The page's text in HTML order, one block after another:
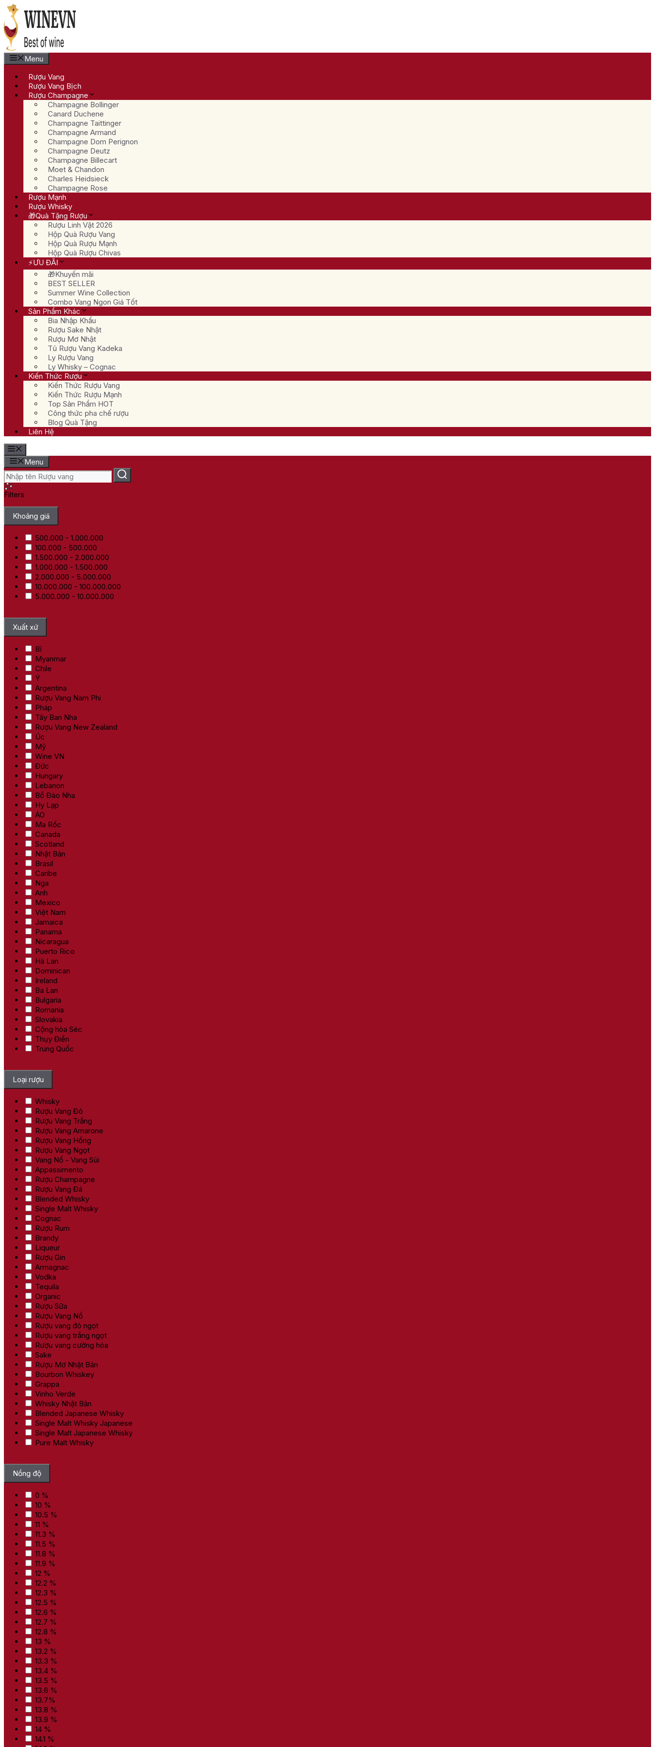
Chuyển
đến
nội
dung
Menu
Rượu Vang
Rượu Vang Bịch
Rượu Champagne
Champagne Bollinger
Canard Duchene
Champagne Taittinger
Champagne Armand
Champagne Dom Perignon
Champagne Deutz
Champagne Billecart
Moet & Chandon
Charles Heidsieck
Champagne Rose
Rượu Mạnh
Rượu Whisky
🎁Quà Tặng Rượu
Rượu Linh Vật 2026
Hộp Quà Rượu Vang
Hộp Quà Rượu Mạnh
Hộp Quà Rượu Chivas
⚡ƯU ĐÃI
🎁Khuyến mãi
BEST SELLER
Summer Wine Collection
Combo Vang Ngon Giá Tốt
Sản Phẩm Khác
Bia Nhập Khẩu
Rượu Sake Nhật
Rượu Mơ Nhật
Tủ Rượu Vang Kadeka
Ly Rượu Vang
Ly Whisky – Cognac
Kiến Thức Rượu
Kiến Thức Rượu Vang
Kiến Thức Rượu Mạnh
Top Sản Phẩm HOT
Công thức pha chế rượu
Blog Quà Tặng
Liên Hệ
Menu
Filters
Khoảng giá
500.000 - 1.000.000
100.000 - 500.000
1.500.000 - 2.000.000
1.000.000 - 1.500.000
2.000.000 - 5.000.000
10.000.000 - 100.000.000
5.000.000 - 10.000.000
Xuất xứ
Bỉ
Myanmar
Chile
Ý
Argentina
Rượu Vang Nam Phi
Pháp
Tây Ban Nha
Rượu Vang New Zealand
Úc
Mỹ
Wine VN
Đức
Hungary
Lebanon
Bồ Đào Nha
Hy Lạp
ÁO
Ma Rốc
Canada
Scotland
Nhật Bản
Brasil
Caribe
Nga
Anh
Mexico
Việt Nam
Jamaica
Panama
Nicaragua
Puerto Rico
Hà Lan
Dominican
Ireland
Ba Lan
Bulgaria
Romania
Slovakia
Cộng hòa Séc
Thụy Điển
Trung Quốc
Loại rượu
Whisky
Rượu Vang Đỏ
Rượu Vang Trắng
Rượu Vang Amarone
Rượu Vang Hồng
Rượu Vang Ngọt
Vang Nổ - Vang Sủi
Appassimento
Rượu Champagne
Rượu Vang Đá
Blended Whisky
Single Malt Whisky
Cognac
Rượu Rum
Brandy
Liqueur
Rượu Gin
Armagnac
Vodka
Tequila
Organic
Rượu Sữa
Rượu Vang Nổ
Rượu vang đỏ ngọt
Rượu vang trắng ngọt
Rượu vang cường hóa
Sake
Rượu Mơ Nhật Bản
Bourbon Whiskey
Grappa
Vinho Verde
Whisky Nhật Bản
Blended Japanese Whisky
Single Malt Whisky Japanese
Single Malt Japanese Whisky
Pure Malt Whisky
Nồng độ
0 %
10 %
10.5 %
11 %
11.3 %
11.5 %
11.8 %
11.9 %
12 %
12.2 %
12.3 %
12.5 %
12.6 %
12.7 %
12.8 %
13 %
13.2 %
13.3 %
13.4 %
13.5 %
13.6 %
13.7%
13.8 %
13.9 %
14 %
14.1 %